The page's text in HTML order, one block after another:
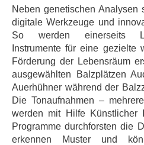
Neben genetischen Analysen
digitale Werkzeuge und
So werden einerseits
Instrumente für eine gezielte
Förderung der Lebensräum
ausgewählten Balzplätzen
Auerhühner während der
Die Tonaufnahmen –
werden mit Hilfe Künstlicher
Programme durchforsten die
erkennen Muster und